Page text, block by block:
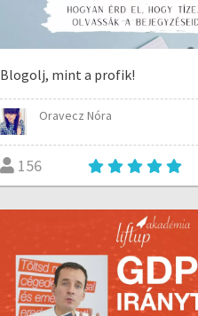
Blogolj, mint a profik!
Oravecz Nóra
156